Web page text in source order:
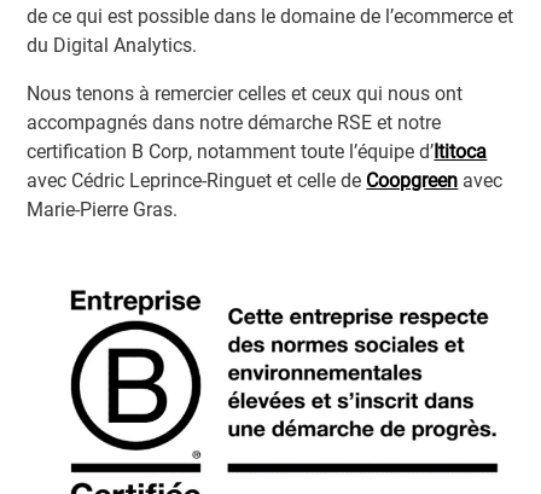
de ce qui est possible dans le domaine de l’ecommerce et
du Digital Analytics.
Nous tenons à remercier celles et ceux qui nous ont
accompagnés dans notre démarche RSE et notre
certification B Corp, notamment toute l’équipe d’Ititoca
avec Cédric Leprince-Ringuet et celle de Coopgreen avec
Marie-Pierre Gras.